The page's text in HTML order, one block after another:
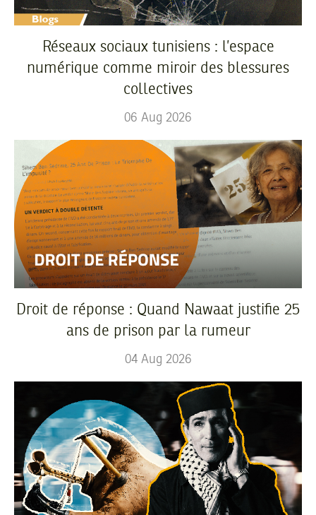
Réseaux sociaux tunisiens : l’espace
numérique comme miroir des blessures
collectives
06 Aug 2026
Droit de réponse : Quand Nawaat justifie 25
ans de prison par la rumeur
04 Aug 2026